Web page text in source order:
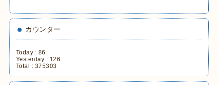
カウンター
Today : 86
Yesterday : 126
Total : 375303